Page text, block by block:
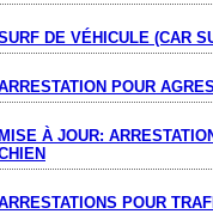
DE VÉHICULE (CAR
POUR
MISE À JOUR:
POUR